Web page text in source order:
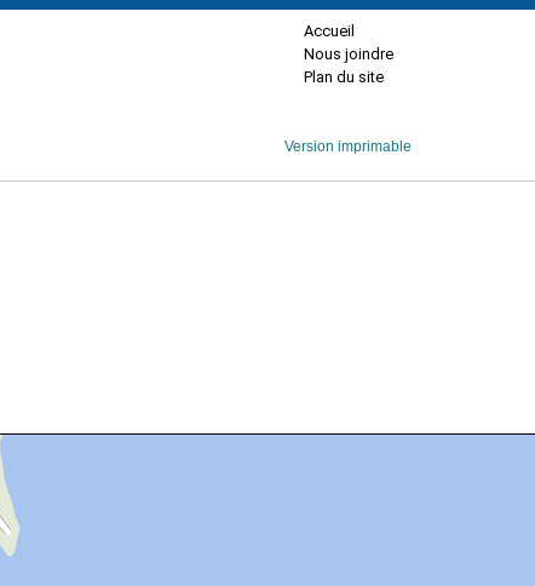
Accueil
Nous joindre
Plan du site
Version imprimable